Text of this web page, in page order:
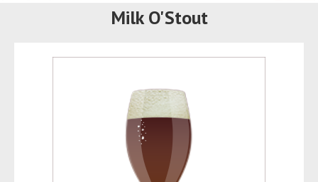
Milk O'Stout